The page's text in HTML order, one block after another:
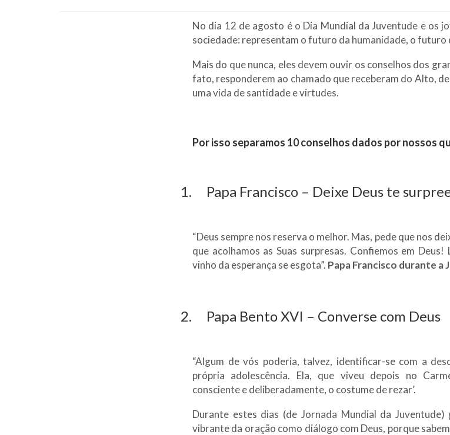
No dia 12 de agosto é o Dia Mundial da Juventude e os
sociedade: representam o futuro da humanidade, o futuro
Mais do que nunca, eles devem ouvir os conselhos dos
fato, responderem ao chamado que receberam do Alto,
uma vida de santidade e virtudes.
Por isso separamos 10 conselhos dados por nossos
1. Papa Francisco – Deixe Deus te
“Deus sempre nos reserva o melhor. Mas, pede que nos
que acolhamos as Suas surpresas. Confiemos em Deus!
vinho da esperança se esgota”. Papa Francisco durante a
2. Papa Bento XVI – Converse com Deus
“Algum de vós poderia, talvez, identificar-se com a
própria adolescência. Ela, que viveu depois no
consciente e deliberadamente, o costume de rezar’.
Durante estes dias (de Jornada Mundial da Juventude)
vibrante da oração como diálogo com Deus, porque